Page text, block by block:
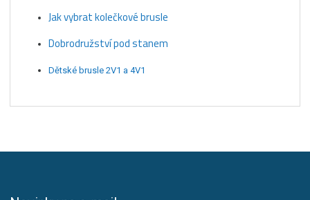
Jak vybrat kolečkové brusle
Dobrodružství pod stanem
Dětské brusle 2V1 a 4V1